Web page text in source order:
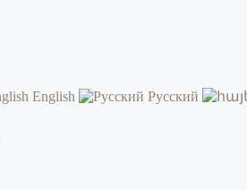
English Русский